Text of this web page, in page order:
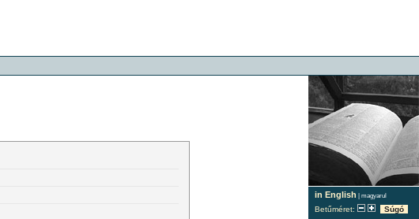
in English | magyarul
Betűméret:
Súgó